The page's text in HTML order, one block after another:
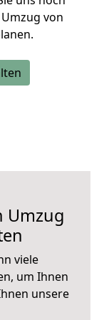
von
Umzug
viele
um Ihnen
unsere